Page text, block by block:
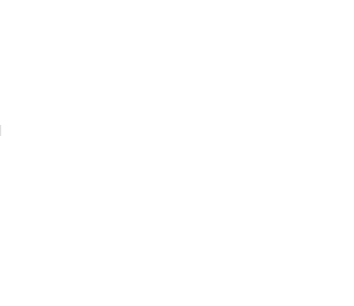
IM BLICK -